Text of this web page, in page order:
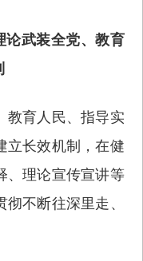
论武装全党、教育
教育人民、指导实
立长效机制，在健
、理论宣传宣讲等
不断往深里走、